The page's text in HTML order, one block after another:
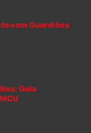
com Guardiões
Guia